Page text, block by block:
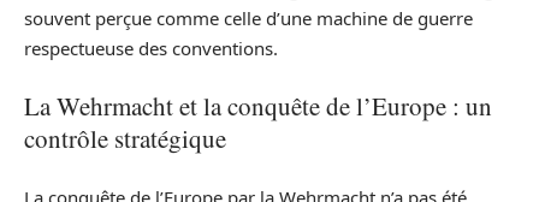
souvent perçue comme celle d’une machine de guerre
respectueuse des conventions.
La Wehrmacht et la conquête de l’Europe : un
contrôle stratégique
La conquête de l’Europe par la Wehrmacht n’a pas été